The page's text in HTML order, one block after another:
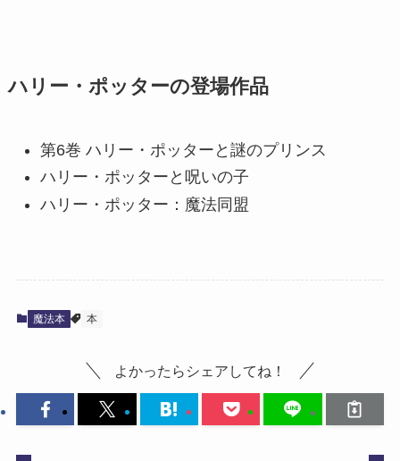
ハリー・ポッターの登場作品
第6巻 ハリー・ポッターと謎のプリンス
ハリー・ポッターと呪いの子
ハリー・ポッター：魔法同盟
魔法本 本
よかったらシェアしてね！